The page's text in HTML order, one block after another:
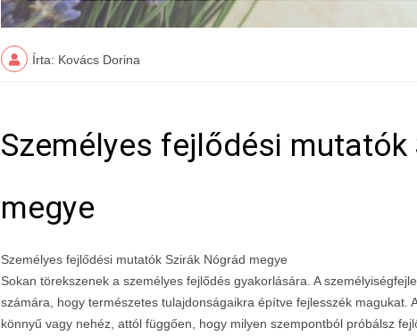
Írta: Kovács Dorina
Személyes fejlődési mutatók
megye
Személyes fejlődési mutatók Szirák Nógrád megye
Sokan törekszenek a személyes fejlődés gyakorlására. A
számára, hogy természetes tulajdonságaikra építve fejlesszék magukat.
könnyű vagy nehéz, attól függően, hogy milyen szempontból próbálsz